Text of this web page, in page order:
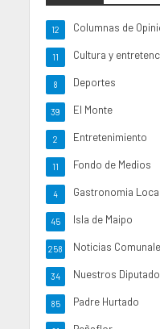
Columnas de
12
Cultura y
11
Deportes
8
El Monte
39
Entretenimiento
2
Fondo de Medios
11
Gastronomia Local
4
Isla de Maipo
45
Noticias
258
Nuestros
34
Padre Hurtado
85